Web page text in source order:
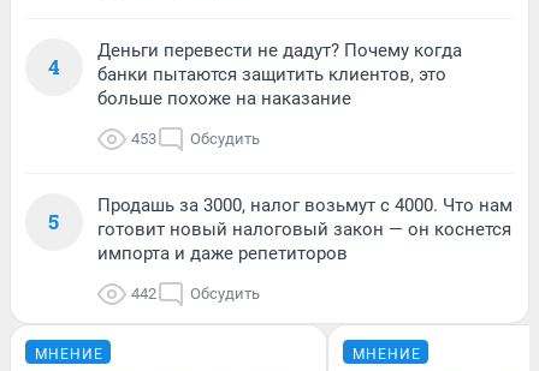
4
Деньги перевести не дадут? Почему когда
банки пытаются защитить клиентов, это
больше похоже на наказание
453 Обсудить
5
Продашь за 3000, налог возьмут с 4000. Что нам
готовит новый налоговый закон — он коснется
импорта и даже репетиторов
442 Обсудить
МНЕНИЕ МНЕНИЕ